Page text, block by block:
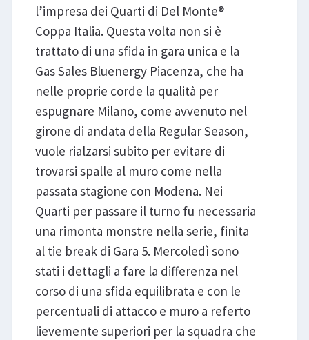
l’impresa dei Quarti di Del Monte®
Coppa Italia. Questa volta non si è
trattato di una sfida in gara unica e la
Gas Sales Bluenergy Piacenza, che ha
nelle proprie corde la qualità per
espugnare Milano, come avvenuto nel
girone di andata della Regular Season,
vuole rialzarsi subito per evitare di
trovarsi spalle al muro come nella
passata stagione con Modena. Nei
Quarti per passare il turno fu necessaria
una rimonta monstre nella serie, finita
al tie break di Gara 5. Mercoledì sono
stati i dettagli a fare la differenza nel
corso di una sfida equilibrata e con le
percentuali di attacco e muro a referto
lievemente superiori per la squadra che